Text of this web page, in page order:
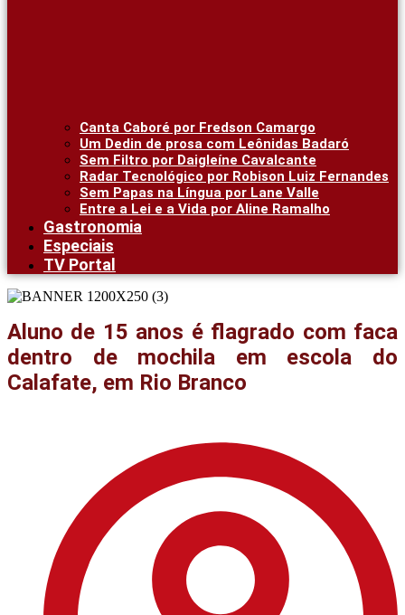
Canta Caboré por Fredson Camargo
Um Dedin de prosa com Leônidas Badaró
Sem Filtro por Daigleíne Cavalcante
Radar Tecnológico por Robison Luiz Fernandes
Sem Papas na Língua por Lane Valle
Entre a Lei e a Vida por Aline Ramalho
Gastronomia
Especiais
TV Portal
Aluno de 15 anos é flagrado com faca
dentro de mochila em escola do
Calafate, em Rio Branco